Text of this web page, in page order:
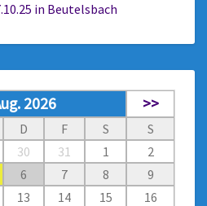
in Beutelsbach
2026 >>
D F S
S
30 31 1
2
6 7 8
9
13 14 15
16